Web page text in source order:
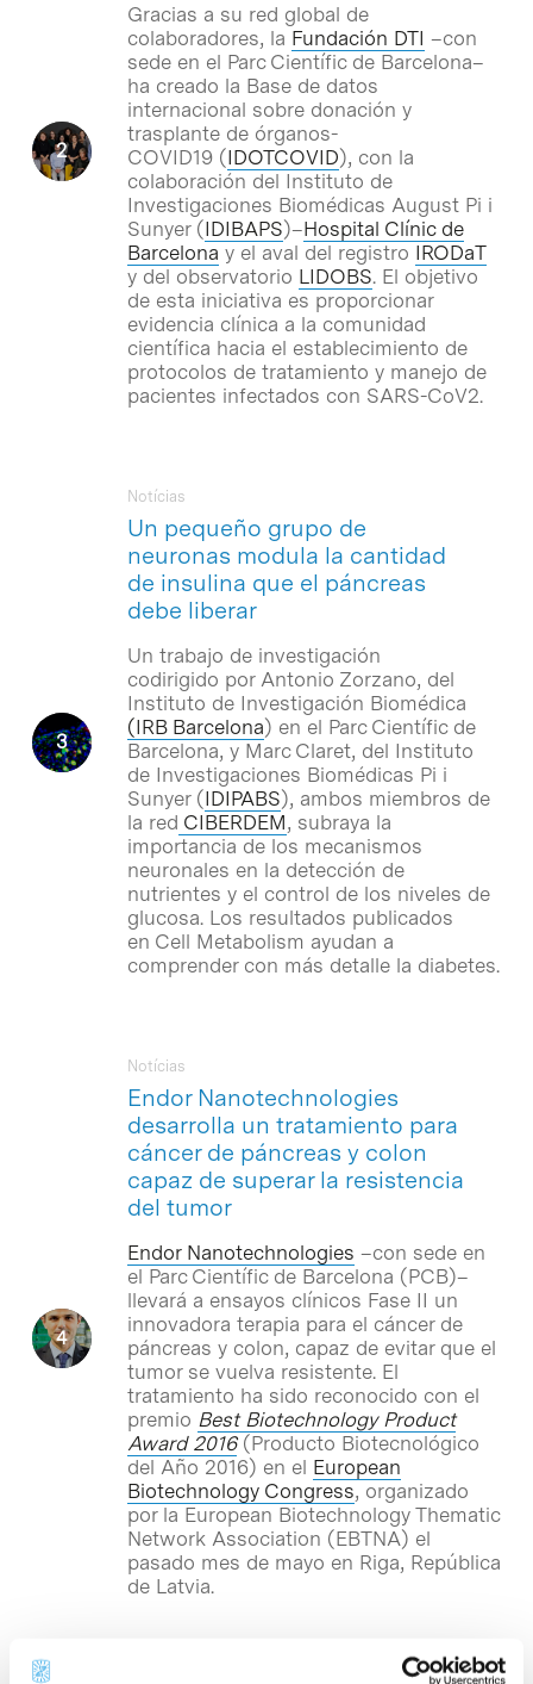
Gracias a su red global de
colaboradores, la Fundación DTI –con
sede en el Parc Científic de Barcelona–
ha creado la Base de datos
internacional sobre donación y
trasplante de órganos-
COVID19 (IDOTCOVID), con la
colaboración del Instituto de
Investigaciones Biomédicas August Pi i
Sunyer (IDIBAPS)–Hospital Clínic de
Barcelona y el aval del registro IRODaT
y del observatorio LIDOBS. El objetivo
de esta iniciativa es proporcionar
evidencia clínica a la comunidad
científica hacia el establecimiento de
protocolos de tratamiento y manejo de
pacientes infectados con SARS-CoV2.
Un pequeño grupo de
neuronas modula la cantidad
de insulina que el páncreas
debe liberar
Notícias
Un trabajo de investigación
codirigido por Antonio Zorzano, del
Instituto de Investigación Biomédica
(IRB Barcelona) en el Parc Científic de
Barcelona, y Marc Claret, del Instituto
de Investigaciones Biomédicas Pi i
Sunyer (IDIPABS), ambos miembros de
la red CIBERDEM, subraya la
importancia de los mecanismos
neuronales en la detección de
nutrientes y el control de los niveles de
glucosa. Los resultados publicados
en Cell Metabolism ayudan a
comprender con más detalle la diabetes.
Endor Nanotechnologies
desarrolla un tratamiento para
cáncer de páncreas y colon
capaz de superar la resistencia
del tumor
Notícias
Endor Nanotechnologies –con sede en
el Parc Científic de Barcelona (PCB)–
llevará a ensayos clínicos Fase II un
innovadora terapia para el cáncer de
páncreas y colon, capaz de evitar que el
tumor se vuelva resistente. El
tratamiento ha sido reconocido con el
premio Best Biotechnology Product
Award 2016 (Producto Biotecnológico
del Año 2016) en el European
Biotechnology Congress, organizado
por la European Biotechnology Thematic
Network Association (EBTNA) el
pasado mes de mayo en Riga, República
de Latvia.